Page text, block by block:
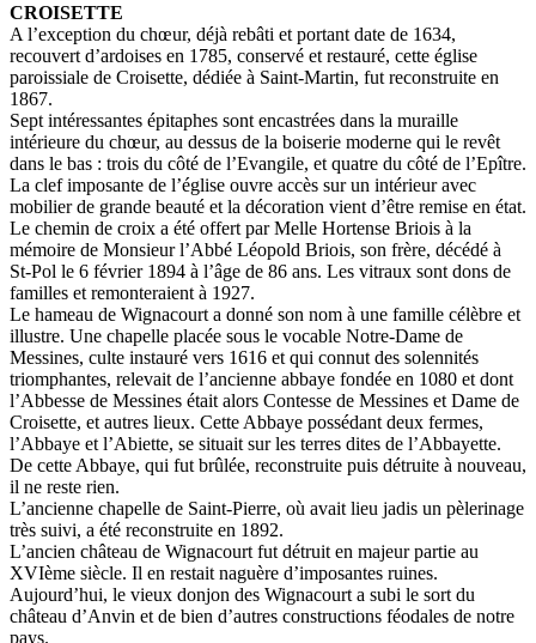
CROISETTE
A l’exception du chœur, déjà rebâti et portant date de 1634,
recouvert d’ardoises en 1785, conservé et restauré, cette église
paroissiale de Croisette, dédiée à Saint-Martin, fut reconstruite en
1867.
Sept intéressantes épitaphes sont encastrées dans la muraille
intérieure du chœur, au dessus de la boiserie moderne qui le revêt
dans le bas : trois du côté de l’Evangile, et quatre du côté de l’Epître.
La clef imposante de l’église ouvre accès sur un intérieur avec
mobilier de grande beauté et la décoration vient d’être remise en état.
Le chemin de croix a été offert par Melle Hortense Briois à la
mémoire de Monsieur l’Abbé Léopold Briois, son frère, décédé à
St-Pol le 6 février 1894 à l’âge de 86 ans. Les vitraux sont dons de
familles et remonteraient à 1927.
Le hameau de Wignacourt a donné son nom à une famille célèbre et
illustre. Une chapelle placée sous le vocable Notre-Dame de
Messines, culte instauré vers 1616 et qui connut des solennités
triomphantes, relevait de l’ancienne abbaye fondée en 1080 et dont
l’Abbesse de Messines était alors Contesse de Messines et Dame de
Croisette, et autres lieux. Cette Abbaye possédant deux fermes,
l’Abbaye et l’Abiette, se situait sur les terres dites de l’Abbayette.
De cette Abbaye, qui fut brûlée, reconstruite puis détruite à nouveau,
il ne reste rien.
L’ancienne chapelle de Saint-Pierre, où avait lieu jadis un pèlerinage
très suivi, a été reconstruite en 1892.
L’ancien château de Wignacourt fut détruit en majeur partie au
XVIème siècle. Il en restait naguère d’imposantes ruines.
Aujourd’hui, le vieux donjon des Wignacourt a subi le sort du
château d’Anvin et de bien d’autres constructions féodales de notre
pays.